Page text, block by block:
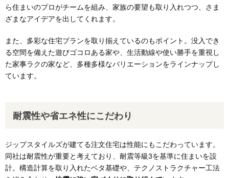
ら住まいのプロがチームを組み、家族の要望も取り入れつつ、さま
ざまなアイデアを出してくれます。
また、多彩な住宅プランを取り揃えているのもポイント。没入でき
る空間を備えた遊びゴコロある家や、生活動線や使い勝手を重視し
た家事ラクの家など、多種多様なバリエーションをラインナップし
ています。
耐震性や省エネ性にこだわり
ジップスタイルズが建てる注文住宅は性能にもこだわっています。
同社は耐震性が重要と考えており、耐震等級3を基準に住まいを設
計。構造計算を取り入れたベタ基礎や、テクノストラクチャー工法